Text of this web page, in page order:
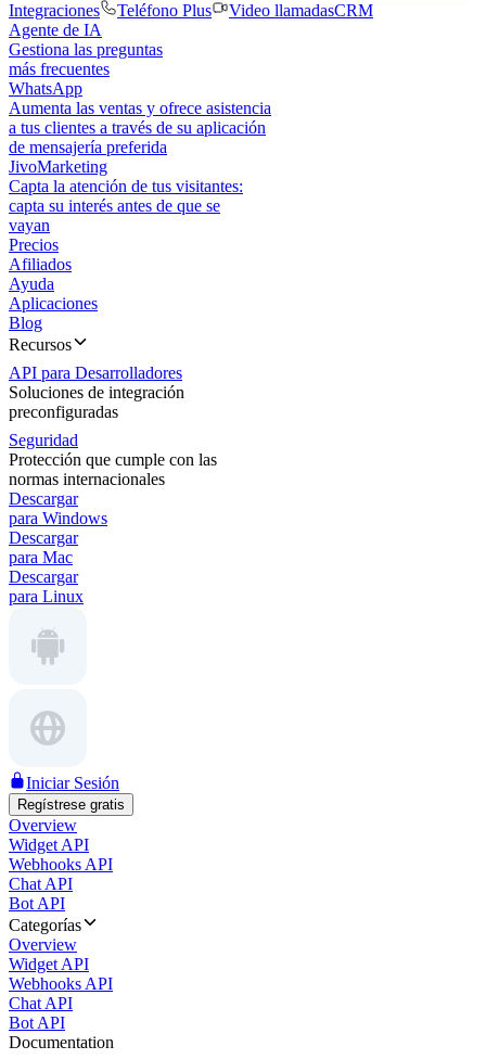
Integraciones
Teléfono Plus Video llamadasCRM
Agente de IA
Gestiona las preguntas
más frecuentes
WhatsApp
Aumenta las ventas y ofrece asistencia
a tus clientes a través de su aplicación
de mensajería preferida
JivoMarketing
Capta la atención de tus visitantes:
capta su interés antes de que se
vayan
Precios
Afiliados
Ayuda
Aplicaciones
Blog
Recursos
API para Desarrolladores
Soluciones de integración
preconfiguradas
Seguridad
Protección que cumple con las
normas internacionales
Descargar
para Windows
Descargar
para Mac
Descargar
para Linux
Iniciar Sesión
Regístrese gratis
Overview
Widget API
Webhooks API
Chat API
Bot API
Categorías
Overview
Widget API
Webhooks API
Chat API
Bot API
Documentation